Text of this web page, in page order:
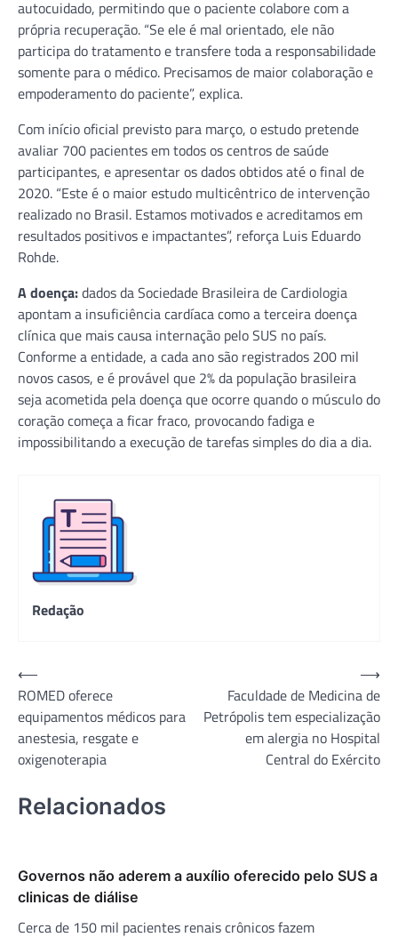
autocuidado, permitindo que o paciente colabore com a
própria recuperação. “Se ele é mal orientado, ele não
participa do tratamento e transfere toda a responsabilidade
somente para o médico. Precisamos de maior colaboração e
empoderamento do paciente”, explica.
Com início oficial previsto para março, o estudo pretende
avaliar 700 pacientes em todos os centros de saúde
participantes, e apresentar os dados obtidos até o final de
2020. “Este é o maior estudo multicêntrico de intervenção
realizado no Brasil. Estamos motivados e acreditamos em
resultados positivos e impactantes”, reforça Luis Eduardo
Rohde.
A doença:dados da Sociedade Brasileira de Cardiologia
apontam a insuficiência cardíaca como a terceira doença
clínica que mais causa internação pelo SUS no país.
Conforme a entidade, a cada ano são registrados 200 mil
novos casos, e é provável que 2% da população brasileira
seja acometida pela doença que ocorre quando o músculo do
coração começa a ficar fraco, provocando fadiga e
impossibilitando a execução de tarefas simples do dia a dia.
Redação
Navegação
de
Post
⟵
ROMED oferece
equipamentos médicos para
anestesia, resgate e
oxigenoterapia
Faculdade de Medicina de
Petrópolis tem especialização
em alergia no Hospital
Central do Exército
⟶
Relacionados
Governos não aderem a auxílio oferecido pelo SUS a
clinicas de diálise
Cerca de 150 mil pacientes renais crônicos fazem